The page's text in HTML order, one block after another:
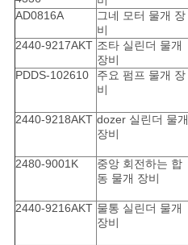
AD0816A
그네 모터 물개 장
비
2440-9217AKT 조타 실린더 물개
장비
PDDS-102610
주요 펌프 물개 장
비
2440-9218AKT dozer 실린더 물개
장비
2480-9001K
중앙 회전하는 합
동 물개 장비
2440-9216AKT 물통 실린더 물개
장비